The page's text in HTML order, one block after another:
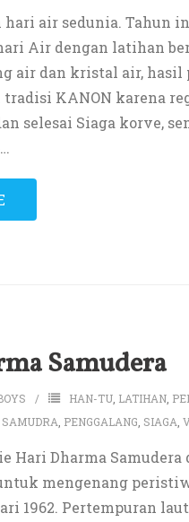
hari air sedunia. Tahun
Air dengan latihan
air dan kristal air,
KANON karena
selesai Siaga korve,
…
Samudera
HAN-TU, LATIHAN,
PENGGALANG SIAGA
Hari Dharma
mengenang
1962. Pertempuran